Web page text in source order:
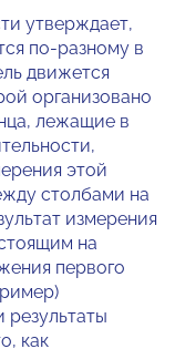
утверждает,
по-разному в
движется
организовано
лежащие в
этой
столбами на
измерения
на
первого
результаты
как